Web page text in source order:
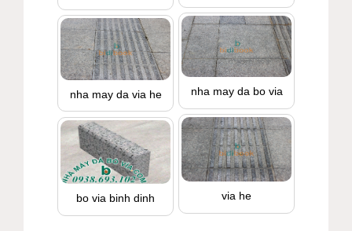
nha may da bo via
nha may da via he
via he
bo via binh dinh